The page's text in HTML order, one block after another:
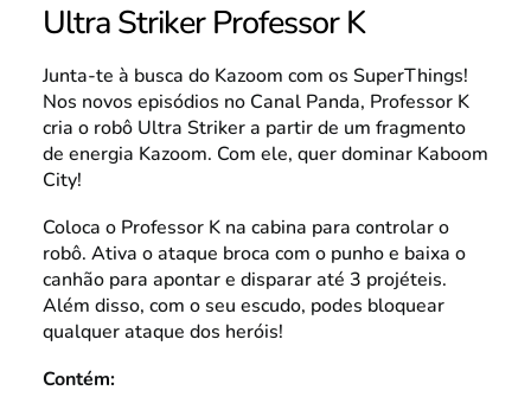
Ultra Striker Professor K
Junta-te à busca do Kazoom com os SuperThings!
Nos novos episódios no Canal Panda, Professor K
cria o robô Ultra Striker a partir de um fragmento
de energia Kazoom. Com ele, quer dominar Kaboom
City!
Coloca o Professor K na cabina para controlar o
robô. Ativa o ataque broca com o punho e baixa o
canhão para apontar e disparar até 3 projéteis.
Além disso, com o seu escudo, podes bloquear
qualquer ataque dos heróis!
Contém: